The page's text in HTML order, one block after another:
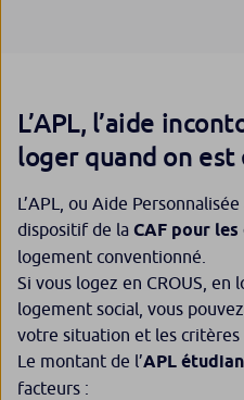
L’APL, l’aide
loger quand on
L’APL, ou Aide
dispositif de la CAF pour
logement conventionné.
Si vous logez en CROUS, en
logement social, vous
votre situation et les critères
Le montant de l’APL
facteurs :